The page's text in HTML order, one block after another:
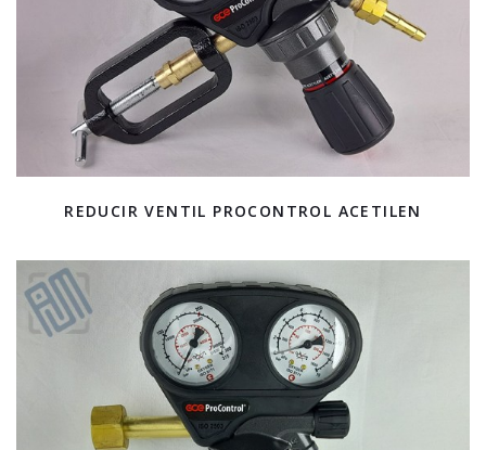
REDUCIR VENTIL PROCONTROL ACETILEN